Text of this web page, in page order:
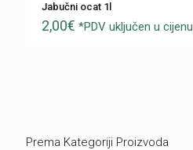
Jabučni ocat 1l
2,00€ *PDV uključen u cijenu
Prema Kategoriji Proizvoda